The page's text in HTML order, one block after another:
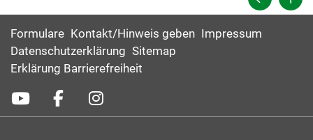
Formulare Kontakt/Hinweis geben Impressum
Datenschutzerklärung Sitemap
Erklärung Barrierefreiheit